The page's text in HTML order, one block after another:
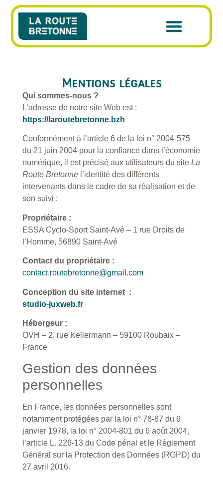
Mentions légales
Qui sommes-nous ?
L’adresse de notre site Web est :
https://laroutebretonne.bzh
Conformément à l’article 6 de la loi n° 2004-575
du 21 juin 2004 pour la confiance dans l’économie
numérique, il est précisé aux utilisateurs du site La
Route Bretonnel’identité des différents
intervenants dans le cadre de sa réalisation et de
son suivi :
Propriétaire :
ESSA Cyclo-Sport Saint-Avé – 1 rue Droits de
l’Homme, 56890 Saint-Avé
Contact du propriétaire :
contact.routebretonne@gmail.com
Conception du site internet :
studio-juxweb.fr
Hébergeur :
OVH – 2, rue Kellermann – 59100 Roubaix –
France
Gestion des données
personnelles
En France, les données personnelles sont
notamment protégées par la loi n° 78-87 du 6
janvier 1978, la loi n° 2004-801 du 6 août 2004,
l’article L. 226-13 du Code pénal et le Règlement
Général sur la Protection des Données (RGPD) du
27 avril 2016.